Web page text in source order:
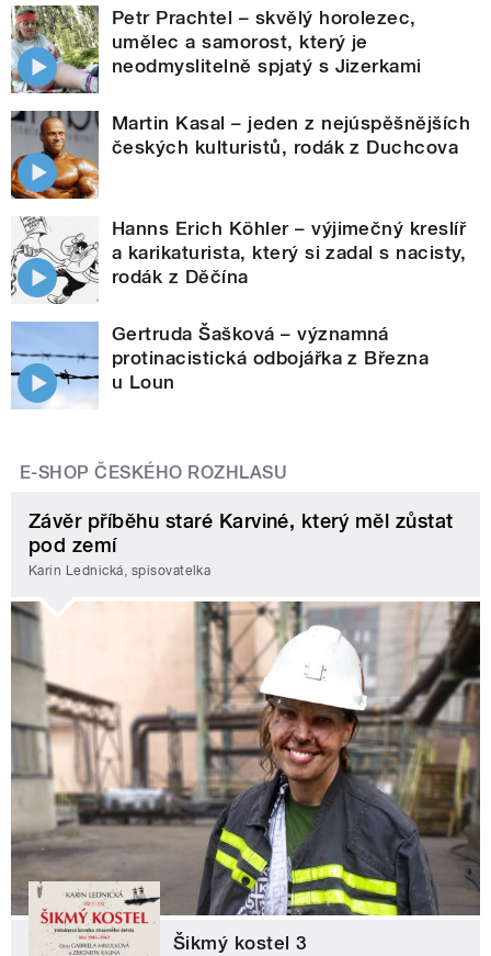
Petr Prachtel – skvělý horolezec,
umělec a samorost, který je
neodmyslitelně spjatý s Jizerkami
Martin Kasal – jeden z nejúspěšnějších
českých kulturistů, rodák z Duchcova
Hanns Erich Köhler – výjimečný kreslíř
a karikaturista, který si zadal s nacisty,
rodák z Děčína
Gertruda Šašková – významná
protinacistická odbojářka z Března
u Loun
E-SHOP ČESKÉHO ROZHLASU
Závěr příběhu staré Karviné, který měl zůstat
pod zemí
Karin Lednická, spisovatelka
Šikmý kostel 3